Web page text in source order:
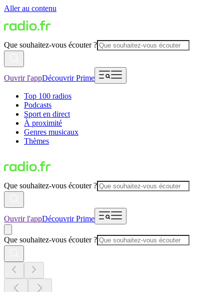
Aller au contenu
Que souhaitez-vous écouter ?
Ouvrir l'appDécouvrir Prime
Top 100 radios
Podcasts
Sport en direct
À proximité
Genres musicaux
Thèmes
Que souhaitez-vous écouter ?
Ouvrir l'appDécouvrir Prime
Que souhaitez-vous écouter ?